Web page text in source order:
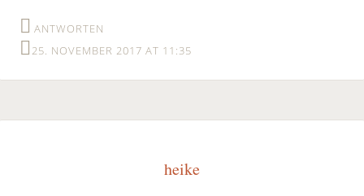
ANTWORTEN
25. NOVEMBER 2017 AT 11:35
heike